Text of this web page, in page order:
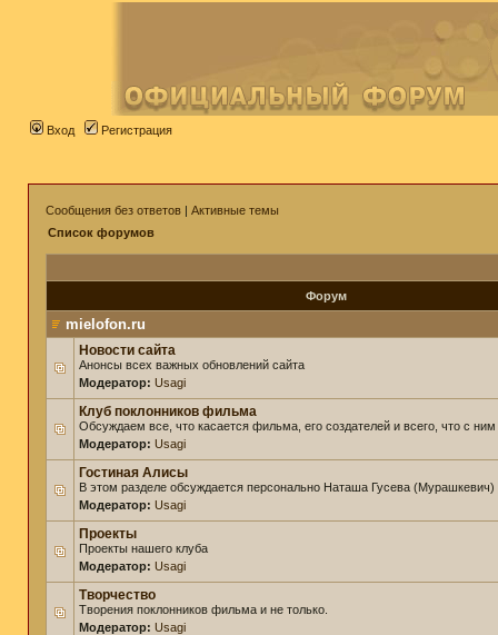
Вход Регистрация
Сообщения без ответов | Активные темы
Список форумов
Форум
mielofon.ru
Новости сайта
Анонсы всех важных обновлений сайта
Модератор: Usagi
Клуб поклонников фильма
Обсуждаем все, что касается фильма, его создателей и всего, что с ним
Модератор: Usagi
Гостиная Алисы
В этом разделе обсуждается персонально Наташа Гусева (Мурашкевич)
Модератор: Usagi
Проекты
Проекты нашего клуба
Модератор: Usagi
Творчество
Творения поклонников фильма и не только.
Модератор: Usagi